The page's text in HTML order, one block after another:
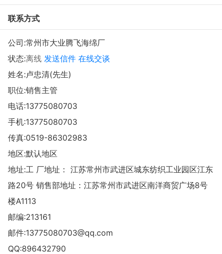
联系方式
公司:常州市大业腾飞海绵厂
状态:离线 发送信件 在线交谈
姓名:卢忠清(先生)
职位:销售主管
电话:13775080703
手机:13775080703
传真:0519-86302983
地区:默认地区
地址:工 厂地址： 江苏常州市武进区城东纺织工业园区江东
路20号 销售部地址：江苏常州市武进区南洋商贸广场8号
楼A1113
邮编:213161
邮件:13775080703@qq.com
QQ:896432790